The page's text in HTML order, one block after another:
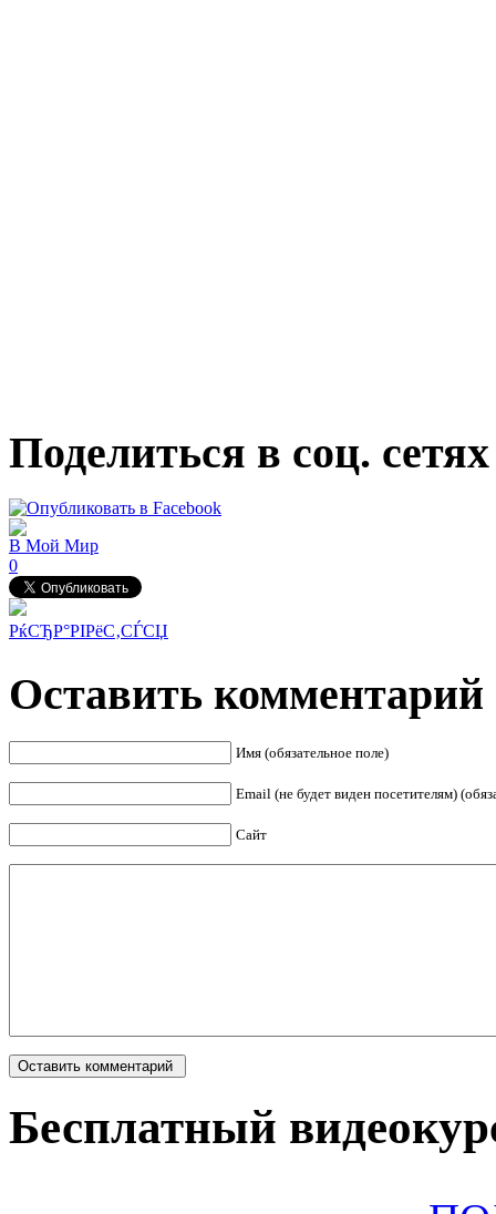
Поделиться в соц. сетях
В Мой Мир
0
РќСЂР°РІРёС‚СЃСЏ
Оставить комментарий
Имя (обязательное поле)
Email (не будет виден посетителям)
Сайт
Бесплатный